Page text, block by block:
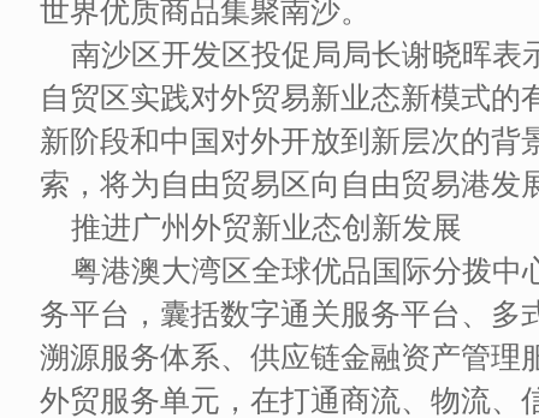
世界优质商品集聚南沙。
南沙区开发区投促局局长谢晓晖表
自贸区实践对外贸易新业态新模式的
新阶段和中国对外开放到新层次的背
索，将为自由贸易区向自由贸易港发
推进广州外贸新业态创新发展
粤港澳大湾区全球优品国际分拨中
务平台，囊括数字通关服务平台、多
溯源服务体系、供应链金融资产管理
外贸服务单元，在打通商流、物流、